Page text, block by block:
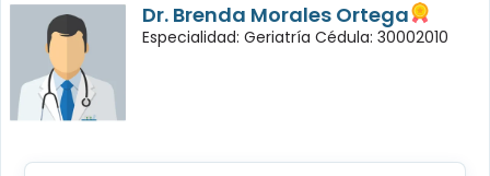
Dr. Brenda Morales Ortega
Especialidad: Geriatría Cédula: 30002010